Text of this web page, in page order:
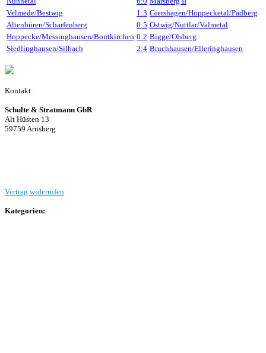
Velmede/Bestwig
1:3 Giershagen/Hoppecketal/Padberg
Altenbüren/Scharfenberg
0:5 Ostwig/Nuttlar/Valmetal
Hoppecke/Messinghausen/Bontkirchen 0:2 Bigge/Olsberg
Siedlinghausen/Silbach
2:4 Bruchhausen/Elleringhausen
Kontakt:
Schulte & Stratmann GbR
Alt Hüsten 13
59759 Arnsberg
Vertrag widerrufen
Kategorien: